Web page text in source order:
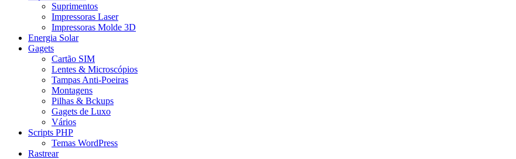
Suprimentos
Impressoras Laser
Impressoras Molde 3D
Energia Solar
Gagets
Cartão SIM
Lentes & Microscópios
Tampas Anti-Poeiras
Montagens
Pilhas & Bckups
Gagets de Luxo
Vários
Scripts PHP
Temas WordPress
Rastrear